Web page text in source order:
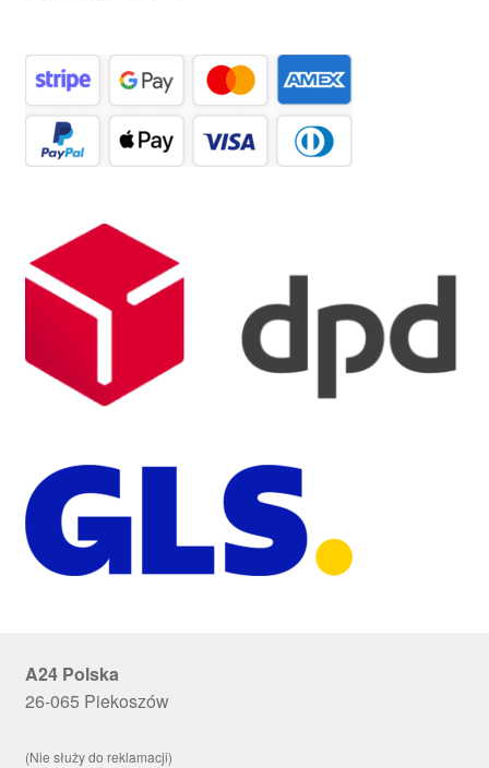
A24 Polska
26-065 Piekoszów
(Nie służy do reklamacji)